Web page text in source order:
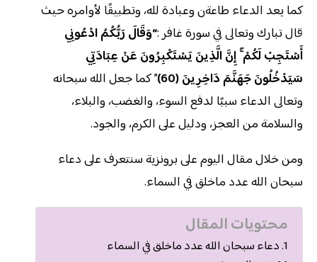
كما يعد الدعاء طاعةن وعبادة لله، وتطبيقًا لأوامره حيث
قال تبارك وتعالى في سورة غافر :“وَقَالَ رَبُّكُمُ ادْعُونِي
أَسْتَجِبْ لَكُمْ ۚ إِنَّ الَّذِينَ يَسْتَكْبِرُونَ عَنْ عِبَادَتِي
سَيَدْخُلُونَ جَهَنَّمَ دَاخِرِينَ (60)
” كما جعل الله سبحانه
وتعالى الدعاء سببًا لدفع السوء، والغضب، والبلاء،
والسلامة من العجز، ودليل على الكرم، والجود.
ومن خلال مقال اليوم على برونزية سنتعرف على دعاء
سبحان الله عدد ماخلق في السماء.
محتويات المقال
دعاء سبحان الله عدد ماخلق في السماء